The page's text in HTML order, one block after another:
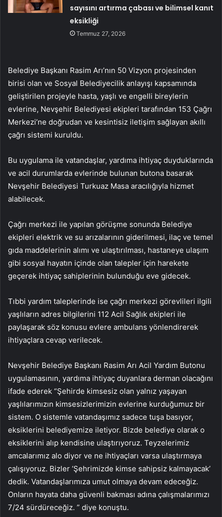
sayısını artırma çabası ve bilimsel kanıt
eksikliği
Temmuz 27, 2026
Belediye Başkanı Rasim Arı’nın 50 Vizyon projesinden
birisi olan ve Sosyal Belediyecilik anlayışı kapsamında
geliştirilen projeyle hasta, yaşlı ve engelli bireylerin
evlerine, Nevşehir Belediyesi ekipleri tarafından 153 Çağrı
Merkezi’ne doğrudan ve kesintisiz iletişim sağlayan akıllı
çağrı sistemi kuruldu.
Bu uygulama ile vatandaşlar, yardıma ihtiyaç duyduklarında
ve acil durumlarda evlerinde bulunan butona basarak
Nevşehir Belediyesi Turkuaz Masa aracılığıyla hizmet
alabilecek.
Çağrı merkezi ile yapılan görüşme sonunda Belediye
ekipleri elektrik ve su arızalarının giderilmesi, ilaç ve temel
gıda maddelerinin alımı ve ulaştırılması, hastaneye ulaşım
gibi sosyal hayatın içinde olan talepler için harekete
geçerek ihtiyaç sahiplerinin bulunduğu eve gidecek.
Tıbbi yardım taleplerinde ise çağrı merkezi görevlileri ilgili
yaşlıların adres bilgilerini 112 Acil Sağlık ekipleri ile
paylaşarak söz konusu evlere ambulans yönlendirerek
ihtiyaçlara cevap verilecek.
Nevşehir Belediye Başkanı Rasim Arı Acil Yardım Butonu
uygulamasının, yardıma ihtiyaç duyanlara derman olacağını
ifade ederek “Şehirde kimsesiz olan yalnız yaşayan
yaşlılarımızın kimsesizlerimizin evlerine kurduğumuz bir
sistem. O sistemle vatandaşımız sadece tuşa basıyor,
eksiklerini belediyemize iletiyor. Bizde belediye olarak o
eksiklerini alıp kendisine ulaştırıyoruz. Teyzelerimiz
amcalarımız alo diyor ve ne ihtiyaçları varsa ulaştırmaya
çalışıyoruz. Bizler ‘Şehrimizde kimse sahipsiz kalmayacak’
dedik. Vatandaşlarımıza umut olmaya devam edeceğiz.
Onların hayata daha güvenli bakması adına çalışmalarımızı
7/24 sürdüreceğiz. ” diye konuştu.